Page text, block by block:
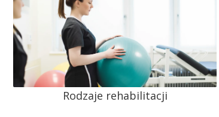
Rodzaje rehabilitacji